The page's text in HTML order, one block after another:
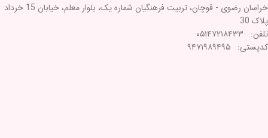
خراسان رضوی - قوچان، تربیت فرهنگیان شماره یک، بلوار معلم، خیابان 15 خرداد
پلاک 30
تلفن: ۰۵۱۴۷۲۱۸۴۳۳
کدپستی: ۹۴۷۱۹۸۹۴۹۵